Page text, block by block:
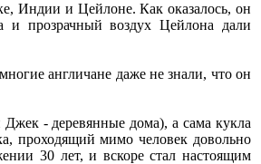
Индии и Цейлоне. Как оказалось, он
и прозрачный воздух Цейлона дали
англичане даже не знали, что он
- деревянные дома), а сама кукла
проходящий мимо человек довольно
30 лет, и вскоре стал настоящим